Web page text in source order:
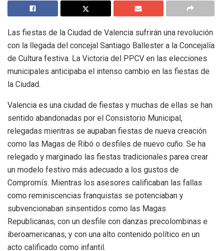
Las fiestas de la Ciudad de Valencia sufrirán una revolución
con la llegada del concejal Santiago Ballester a la Concejalía
de Cultura festiva. La Victoria del PPCV en las elecciones
municipales anticipaba el intenso cambio en las fiestas de
la Ciudad.
Valencia es una ciudad de fiestas y muchas de ellas se han
sentido abandonadas por el Consistorio Municipal,
relegadas mientras se aupaban fiestas de nueva creación
como las Magas de Ribó o desfiles de nuevo cuño. Se ha
relegado y marginado las fiestas tradicionales parea crear
un modelo festivo más adecuado a los gustos de
Compromís. Mientras los asesores calificaban las fallas
como reminiscencias franquistas se potenciaban y
subvencionaban sinsentidos como las Magas
Republicanas, con un desfile con danzas precolombinas e
iberoamericanas, y con una alto contenido político en un
acto calificado como infantil.